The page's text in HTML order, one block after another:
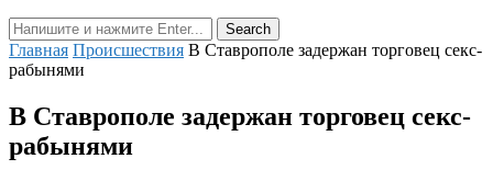
Главная Происшествия В Ставрополе задержан торговец секс-
рабынями
В Ставрополе задержан торговец секс-
рабынями